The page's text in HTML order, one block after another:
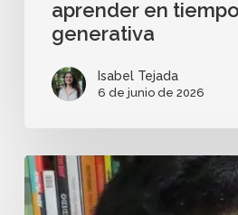
aprender en
generativa
Isabel Tejada
6 de junio de 2026